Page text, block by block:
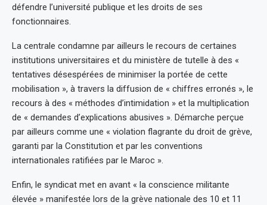
défendre l’université publique et les droits de ses
fonctionnaires.
La centrale condamne par ailleurs le recours de certaines
institutions universitaires et du ministère de tutelle à des «
tentatives désespérées de minimiser la portée de cette
mobilisation », à travers la diffusion de « chiffres erronés », le
recours à des « méthodes d’intimidation » et la multiplication
de « demandes d’explications abusives ». Démarche perçue
par ailleurs comme une « violation flagrante du droit de grève,
garanti par la Constitution et par les conventions
internationales ratifiées par le Maroc ».
Enfin, le syndicat met en avant « la conscience militante
élevée » manifestée lors de la grève nationale des 10 et 11